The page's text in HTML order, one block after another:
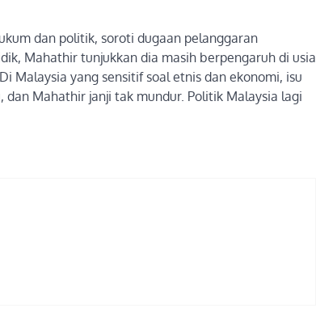
dan politik, soroti dugaan pelanggaran
Mahathir tunjukkan dia masih berpengaruh di usia
Malaysia yang sensitif soal etnis dan ekonomi, isu
Mahathir janji tak mundur. Politik Malaysia lagi